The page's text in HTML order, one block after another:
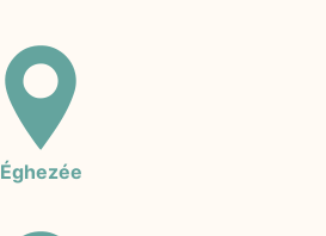
Éghezée